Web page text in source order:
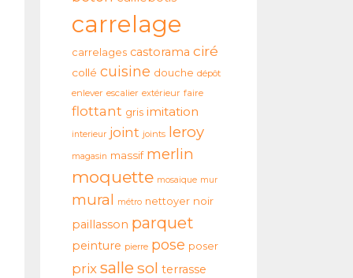
carrelage
carrelages castorama ciré
collé cuisine douche dépôt
enlever escalier extérieur faire
flottant gris imitation
interieur joint joints leroy
magasin massif merlin
moquette mosaique mur
mural métro nettoyer noir
paillasson parquet
peinture pierre pose poser
prix salle sol terrasse